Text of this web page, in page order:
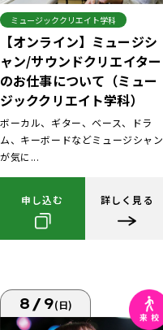
ミュージッククリエイト学科
【オンライン】ミュージシ
ャン/サウンドクリエイター
のお仕事について（ミュー
ジッククリエイト学科）
ボーカル、ギター、ベース、ドラ
ム、キーボードなどミュージシャン
が気に...
申し込む 詳しく見る
8/9(日)